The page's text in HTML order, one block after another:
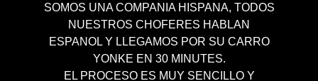
SOMOS UNA COMPANIA HISPANA, TODOS
NUESTROS CHOFERES HABLAN
ESPANOL Y LLEGAMOS POR SU CARRO
YONKE EN 30 MINUTES.
EL PROCESO ES MUY SENCILLO Y